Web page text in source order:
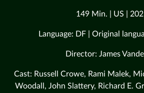
149 Min. | US |
Language: DF | Original
Director: James
Cast: Russell Crowe, Rami Malek,
Woodall, John Slattery, Richard E.